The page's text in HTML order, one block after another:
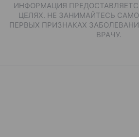
ИНФОРМАЦИЯ
ЦЕЛЯХ. НЕ ЗАНИМАЙТЕСЬ
ПЕРВЫХ ПРИЗНАКАХ
ВРАЧУ.